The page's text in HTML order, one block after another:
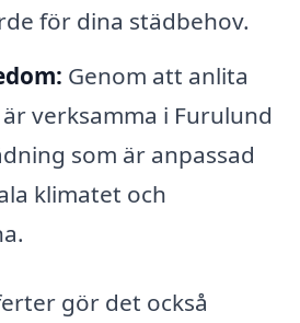
för dina städbehov.
Genom att anlita
verksamma i Furulund
som är anpassad
klimatet och
gör det också